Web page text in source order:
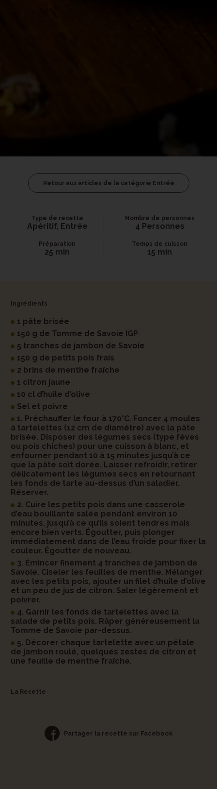
Retour aux articles de la catégorie Entrée
Type de recette
Apéritif, Entrée
Nombre de personnes
4 Personnes
Préparation
25 min
Temps de cuisson
15 min
Ingrédients
1 pâte brisée
150 g de Tomme de Savoie IGP
5 tranches de jambon de Savoie
150 g de petits pois frais
2 brins de menthe fraîche
1 citron jaune
10 cl d’huile d’olive
Sel et poivre
1. Préchauffer le four à 170°C. Foncer 4 moules
à tartelettes (12 cm de diamètre) avec la pâte
brisée. Disposer des légumes secs (type fèves
ou pois chiches) pour une cuisson à blanc, et
enfourner pendant 10 à 15 minutes jusqu’à ce
que la pâte soit dorée. Laisser refroidir, retirer
délicatement les légumes secs en retournant
les fonds de tarte au-dessus d’un saladier.
Réserver.
2. Cuire les petits pois dans une casserole
d’eau bouillante salée pendant environ 10
minutes, jusqu’à ce qu’ils soient tendres mais
encore bien verts. Égoutter, puis plonger
immédiatement dans de l’eau froide pour fixer la
couleur. Égoutter de nouveau.
3. Émincer finement 4 tranches de jambon de
Savoie. Ciseler les feuilles de menthe. Mélanger
avec les petits pois, ajouter un filet d’huile d’olive
et un peu de jus de citron. Saler légèrement et
poivrer.
4. Garnir les fonds de tartelettes avec la
salade de petits pois. Râper généreusement la
Tomme de Savoie par-dessus.
5. Décorer chaque tartelette avec un pétale
de jambon roulé, quelques zestes de citron et
une feuille de menthe fraîche.
La Recette
Partager la recette sur Facebook